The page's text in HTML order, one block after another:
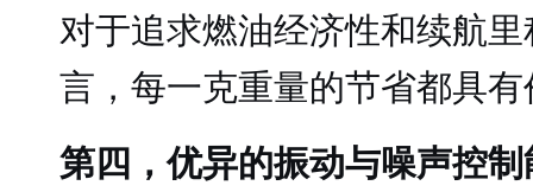
对于追求燃油经济性和续航
言，每一克重量的节省都具
第四，优异的振动与噪声控